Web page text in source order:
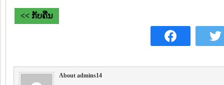
<< ກັບຄືນ
About admins14